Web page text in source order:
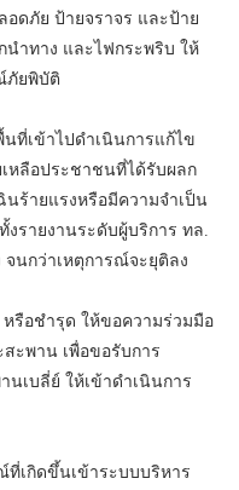
ดภัย ป้ายจราจร และป้าย
นำทาง และไฟกระพริบ ให้
ภัยพิบัติ
ที่เข้าไปดำเนินการแก้ไข
หลือประชาชนที่ได้รับผลก
ร้ายแรงหรือมีความจำเป็น
รายงานระดับผู้บริการ ทล.
จนกว่าเหตุการณ์จะยุติลง
หรือชำรุด ให้ขอความร่วมมือ
ะพาน เพื่อขอรับการ
เบลี่ย์ ให้เข้าดำเนินการ
เกิดขึ้นเข้าระบบบริหาร